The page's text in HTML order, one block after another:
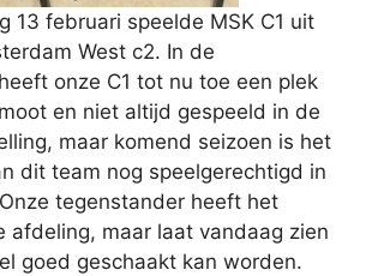
13 februari speelde MSK C1 uit
West c2. In de
onze C1 tot nu toe een plek
en niet altijd gespeeld in de
maar komend seizoen is het
dit team nog speelgerechtigd in
tegenstander heeft het
afdeling, maar laat vandaag zien
goed geschaakt kan worden.